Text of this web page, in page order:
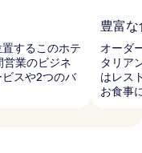
するこのホテ
業のビジネ
スや2つのバ
豊富
オーダ
タリア
はレス
お食事